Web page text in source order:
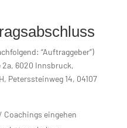
“Auftraggeber”)
6020 Innsbruck,
Peterssteinweg 14, 04107
Coachings eingehen